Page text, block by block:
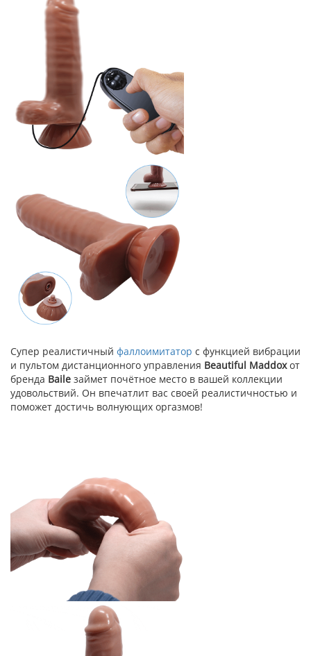
Супер реалистичный фаллоимитатор с функцией вибрации
и пультом дистанционного управления Beautiful Maddoxот
бренда Baile займет почётное место в вашей коллекции
удовольствий. Он впечатлит вас своей реалистичностью и
поможет достичь волнующих оргазмов!